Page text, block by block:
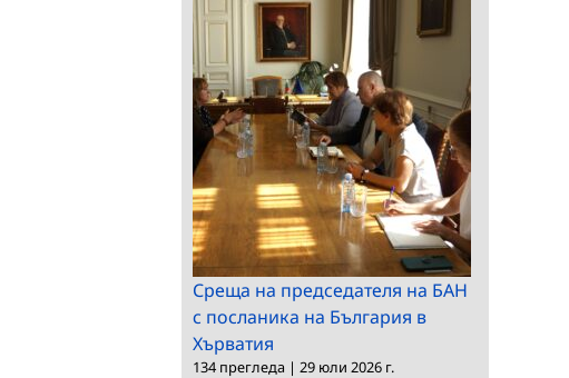
Среща на председателя на БАН
с посланика на България в
Хърватия
134 прегледа | 29 юли 2026 г.